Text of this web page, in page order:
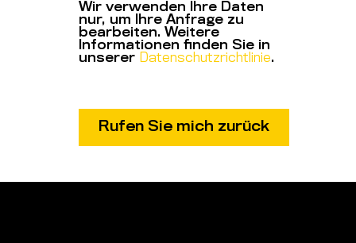
Wir verwenden Ihre Daten
nur, um Ihre Anfrage zu
bearbeiten. Weitere
Informationen finden Sie in
unserer Datenschutzrichtlinie.